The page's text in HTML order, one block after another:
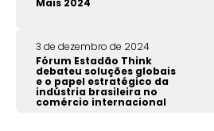
Mais 2024
3 de dezembro de 2024
Fórum Estadão Think
debateu soluções globais
e o papel estratégico da
indústria brasileira no
comércio internacional